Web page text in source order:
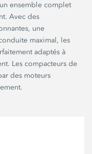
ensemble complet
Avec des
une
maximal, les
adaptés à
Les compacteurs de
des moteurs